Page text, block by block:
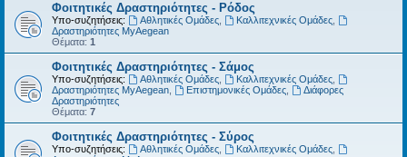
Φοιτητικές Δραστηριότητες - Ρόδος
Υπο-συζητήσεις: Αθλητικές Ομάδες, Καλλιτεχνικές Ομάδες,
Δραστηριότητες MyAegean
Θέματα: 1
Φοιτητικές Δραστηριότητες - Σάμος
Υπο-συζητήσεις: Αθλητικές Ομάδες, Καλλιτεχνικές Ομάδες,
Δραστηριότητες MyAegean
Επιστημονικές Ομάδες,
Διάφορες
Δραστηριότητες
Θέματα: 7
Φοιτητικές Δραστηριότητες - Σύρος
Υπο-συζητήσεις: Αθλητικές Ομάδες, Καλλιτεχνικές Ομάδες,